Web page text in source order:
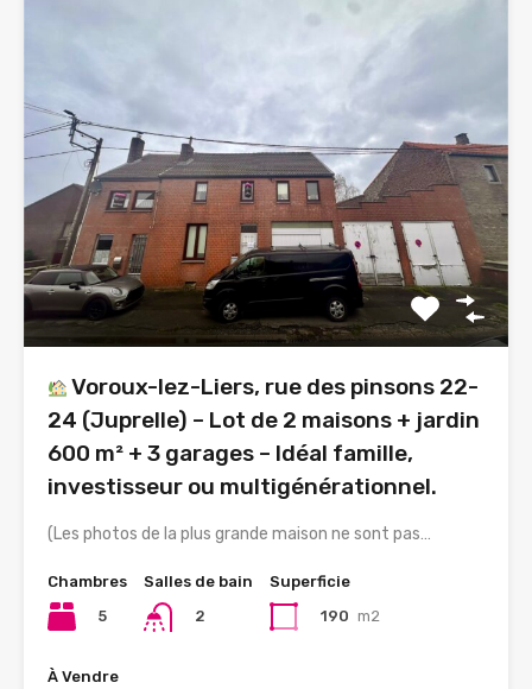
Voroux-lez-Liers, rue des pinsons 22-
24 (Juprelle) – Lot de 2 maisons + jardin
600 m² + 3 garages – Idéal famille,
investisseur ou multigénérationnel.
(Les photos de la plus grande maison ne sont pas…
Chambres
5
Salles de bain
2
Superficie
190 m2
À Vendre